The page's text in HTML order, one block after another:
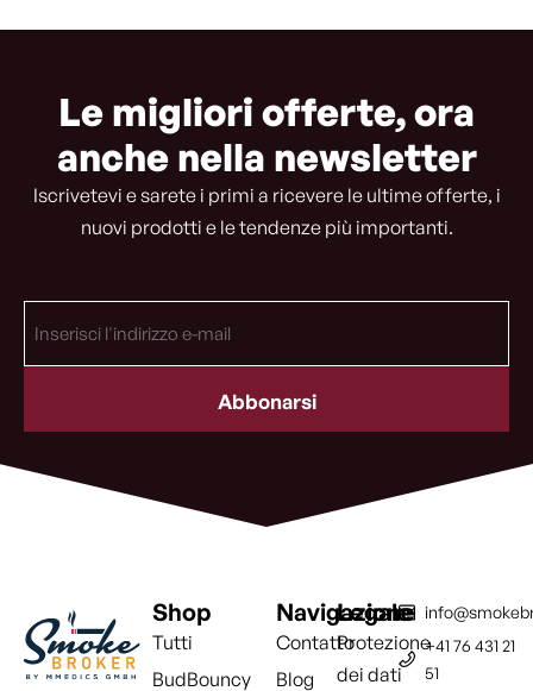
Le migliori offerte, ora
anche nella newsletter
Iscrivetevi e sarete i primi a ricevere le ultime offerte, i
nuovi prodotti e le tendenze più importanti.
e-
Shop
Tutti
BudBouncy
Navigazione
Contatto
Blog
Legale
Protezione
dei dati
+41 76 431 21
51